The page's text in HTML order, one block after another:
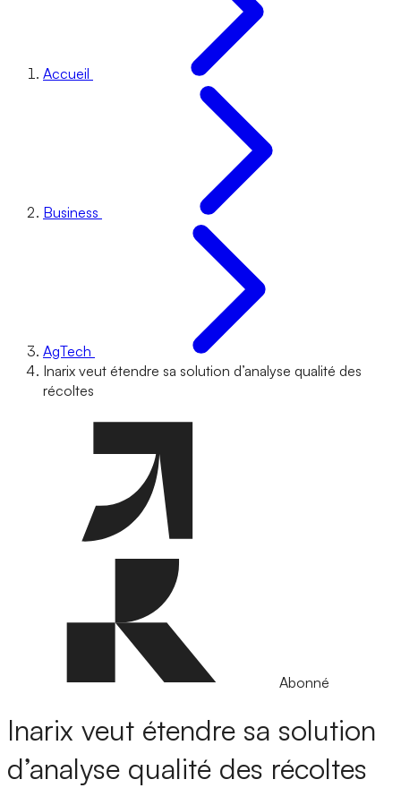
Accueil
Business
AgTech
Inarix veut étendre sa solution d’analyse qualité des
récoltes
Abonné
Inarix veut étendre sa solution
d’analyse qualité des récoltes